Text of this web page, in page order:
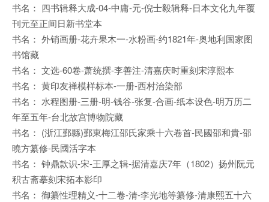
书名： 四书辑释大成-04-中庸-元-倪士毅辑释-日本文化九年覆
刊元至正间日新书堂本
书名： 外销画册-花卉果木一-水粉画-约1821年-奥地利国家图
书馆藏
书名： 文选-60卷-萧统撰-李善注-清嘉庆时重刻宋淳熙本
书名： 黄印友禅模样标本-一册-西村治染部
书名： 水程图册-三册-明-钱谷-张复-合画-纸本设色-明万历二
年至五年-台北故宫博物院藏
书名： (浙江鄞縣)鄞東梅江邵氏家乘十六卷首-民國邵和貴-邵
曉方纂修-民國活字本
书名： 钟鼎款识-宋-王厚之辑-据清嘉庆7年（1802）扬州阮元
积古斋摹刻宋拓本影印
书名： 御纂性理精义-十二卷-清-李光地等纂修-清康熙五十六